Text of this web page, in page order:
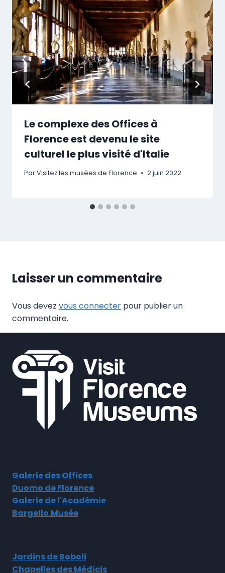
Le complexe des Offices à
Florence est devenu le site
culturel le plus visité d'Italie
ParVisitez les musées de Florence 2 juin 2022
Laisser un commentaire
Vous devez vous connecter pour publier un
commentaire.
Galerie des Offices
Duomo de Florence
Galerie de l'Académie
Bargello Musée
Jardins de Boboli
Chapelles des Médicis